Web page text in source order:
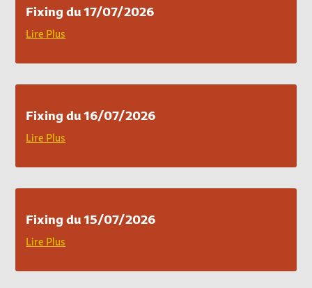
Fixing du 17/07/2026
Lire Plus
Fixing du 16/07/2026
Lire Plus
Fixing du 15/07/2026
Lire Plus